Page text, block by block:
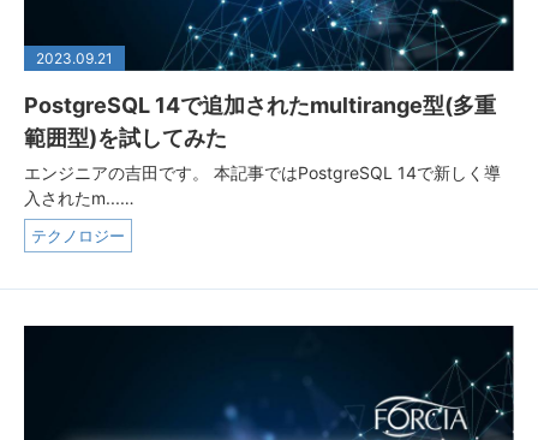
2023.09.21
PostgreSQL 14で追加されたmultirange型(多重
範囲型)を試してみた
エンジニアの吉田です。 本記事ではPostgreSQL 14で新しく導
入されたm...…
テクノロジー